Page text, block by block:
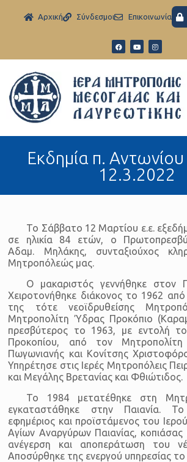
Aρχική Σύνδεσμοι Eπικοινωνία
Εκδημία π.
12.3.2022
Το Σάββατο 12 Μαρτίου ε.ε.
σε ηλικία 84 ετών, ο
Αδαμ. Μηλάκης, συνταξιούχος
Μητροπόλεώς μας.
Ο μακαριστός γεννήθηκε στον
Χειροτονήθηκε διάκονος το 1962
της τότε νεοϊδρυθείσης
Μητροπολίτη Ύδρας Προκόπιο
πρεσβύτερος το 1963, με εντολή
Προκοπίου, από τον Μητροπολίτη
Πωγωνιανής και Κονίτσης
Υπηρέτησε στις Ιερές Μητροπόλεις
και Μεγάλης Βρετανίας και Φθιώτιδος.
Το 1984 μετατέθηκε στη
εγκαταστάθηκε στην Παιανία.
εφημέριος και προϊστάμενος του
Αγίων Αναργύρων Παιανίας, κοπιάσας
ανέγερση και αποπεράτωση του
Αποσύρθηκε της ενεργού υπηρεσίας το